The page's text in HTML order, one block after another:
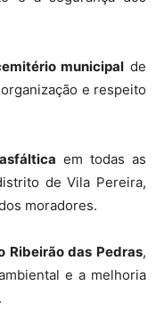
municipal de
e respeito
em todas as
de Vila Pereira,
moradores.
Ribeirão das Pedras,
e a melhoria